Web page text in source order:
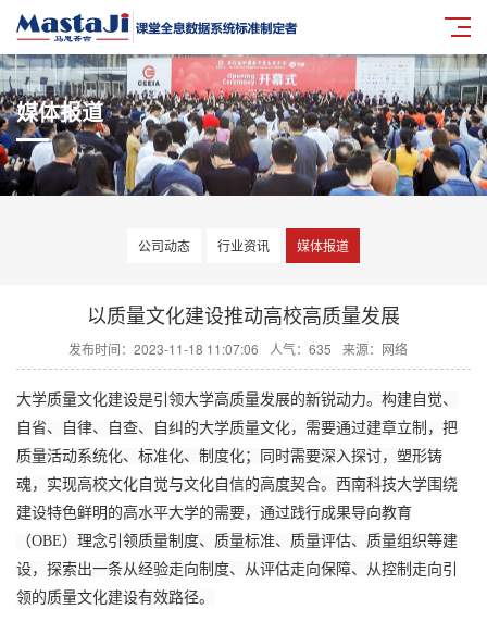
媒体报道
公司动态 行业资讯 媒体报道
以质量文化建设推动高校高质量发展
发布时间：2023-11-18 11:07:06 人气： 635 来源：网络
大学质量文化建设是引领大学高质量发展的新锐动力。构建自觉、
自省、自律、自查、自纠的大学质量文化，需要通过建章立制，把
质量活动系统化、标准化、制度化；同时需要深入探讨，塑形铸
魂，实现高校文化自觉与文化自信的高度契合。西南科技大学围绕
建设特色鲜明的高水平大学的需要，通过践行成果导向教育
（OBE）理念引领质量制度、质量标准、质量评估、质量组织等建
设，探索出一条从经验走向制度、从评估走向保障、从控制走向引
领的质量文化建设有效路径。